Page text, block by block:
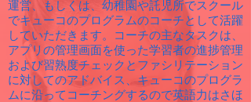
運営、もしくは、幼稚園や託児所でスクール
でキューコのプログラムのコーチとして活躍
していただきます。コーチの主なタスクは、
アプリの管理画面を使った学習者の進捗管理
および習熟度チェックとファシリテーション
に対してのアドバイス、キューコのプログラ
ムに沿ってコーチングするので英語力はさほ